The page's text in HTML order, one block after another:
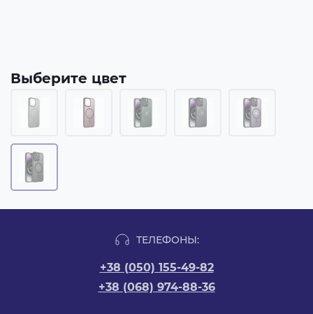
Выберите цвет
ТЕЛЕФОНЫ:
+38 (050) 155-49-82
+38 (068) 974-88-36